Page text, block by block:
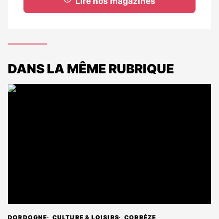
DANS LA MÊME RUBRIQUE
DORDOGNE CULTURE & LOISIRS CORRÈZE